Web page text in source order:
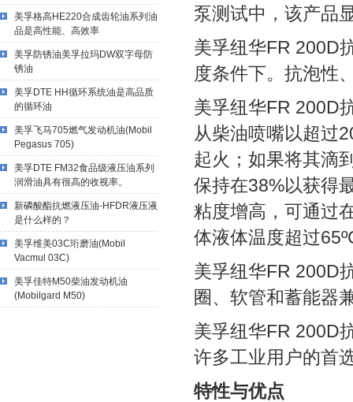
美孚格高HE220合成齿轮油系列油
品是高性能、高效率
美孚防锈油美孚拉玛DW双字母防
锈油
美孚DTE HH循环系统油是高品质
的循环油
美孚飞马705燃气发动机油(Mobil
Pegasus 705)
美孚DTE FM32食品级液压油系列
润滑油具有很高的收视率。
新磷酸酯抗燃液压油-HFDR液压液
是什么样的？
美孚维美03C珩磨油(Mobil
Vacmul 03C)
美孚佳特M50柴油发动机油
(Mobilgard M50)
泵测试中，该产品
美孚纽华FR 200D
度条件下。抗泡性
美孚纽华FR 200D
从柴油喷嘴以超过
起火；如果将其滴
保持在38%以获得
粘度增高，可通过
体液体温度超过
美孚纽华FR 200D
圈、软管和蓄能器
美孚纽华FR 200D
许多工业用户的首
特性与优点